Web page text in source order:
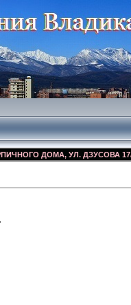
ДОМА, УЛ. ДЗУСОВА 17/